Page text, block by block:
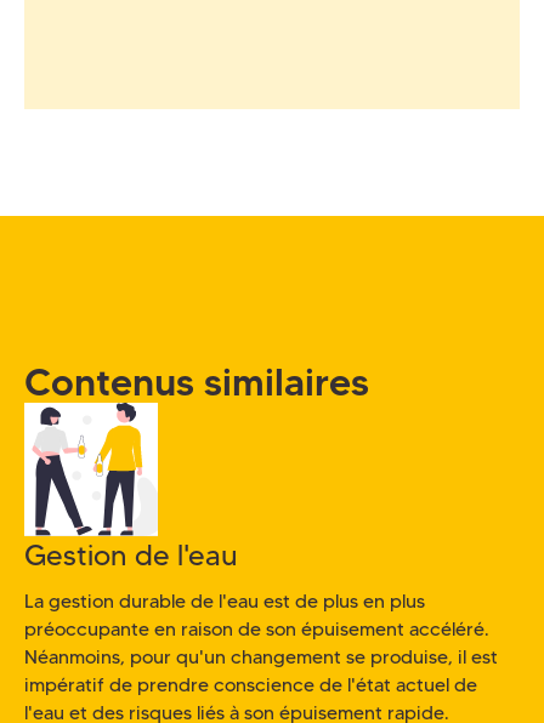
Contenus similaires
Gestion de l'eau
La gestion durable de l'eau est de plus en plus
préoccupante en raison de son épuisement accéléré.
Néanmoins, pour qu'un changement se produise, il est
impératif de prendre conscience de l'état actuel de
l'eau et des risques liés à son épuisement rapide.